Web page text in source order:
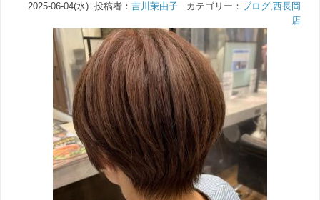
2025-06-04(水) 投稿者： 吉川茉由子カテゴリー： ブログ,西長岡
店